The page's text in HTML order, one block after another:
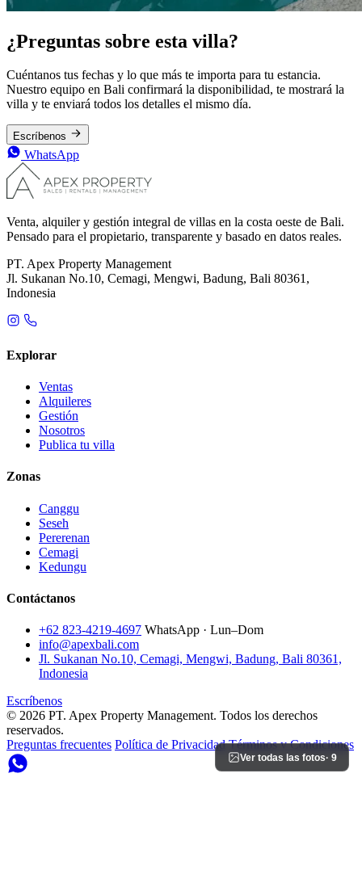
Ver todas las fotos· 9
¿Preguntas sobre esta villa?
Cuéntanos tus fechas y lo que más te importa para tu estancia.
Nuestro equipo en Bali confirmará la disponibilidad, te mostrará la
villa y te enviará todos los detalles el mismo día.
Escríbenos
WhatsApp
Venta, alquiler y gestión integral de villas en la costa oeste de Bali.
Pensado para el propietario, transparente y basado en datos reales.
PT. Apex Property Management
Jl. Sukanan No.10, Cemagi, Mengwi, Badung, Bali 80361,
Indonesia
Explorar
Ventas
Alquileres
Gestión
Nosotros
Publica tu villa
Zonas
Canggu
Seseh
Pererenan
Cemagi
Kedungu
Contáctanos
+62 823-4219-4697 WhatsApp · Lun–Dom
info@apexbali.com
Jl. Sukanan No.10, Cemagi, Mengwi, Badung, Bali 80361,
Indonesia
Escríbenos
© 2026 PT. Apex Property Management. Todos los derechos
reservados.
Preguntas frecuentes Política de Privacidad Términos y Condiciones